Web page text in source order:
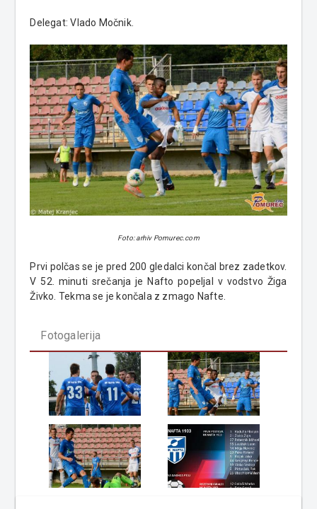
Delegat: Vlado Močnik.
Foto: arhiv Pomurec.com
Prvi polčas se je pred 200 gledalci končal brez zadetkov.
V 52. minuti srečanja je Nafto popeljal v vodstvo Žiga
Živko. Tekma se je končala z zmago Nafte.
Fotogalerija